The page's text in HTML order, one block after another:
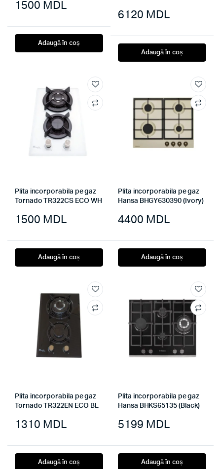
1500 MDL
Adaugă în coș
6120 MDL
Adaugă în coș
Plita incorporabila pe gaz
Tornado TR322CS ECO WH
1500 MDL
Adaugă în coș
Plita incorporabila pe gaz
Hansa BHGY630390 (Ivory)
4400 MDL
Adaugă în coș
Plita incorporabila pe gaz
Tornado TR322EN ECO BL
1310 MDL
Adaugă în coș
Plita incorporabila pe gaz
Hansa BHKS65135 (Black)
5199 MDL
Adaugă în coș